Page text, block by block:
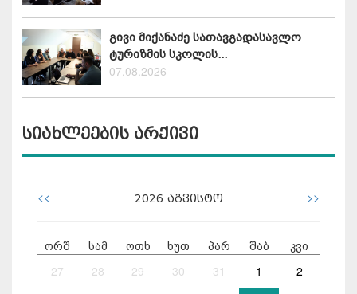
გივი მიქანაძე სათავგადასავლო
ტურიზმის სკოლის...
07.08.2026
სიახლეების არქივი
<< 2026 აგვისტო >>
ორშ სამ ოთხ ხუთ პარ შაბ კვი
27 28 29 30 31 1 2